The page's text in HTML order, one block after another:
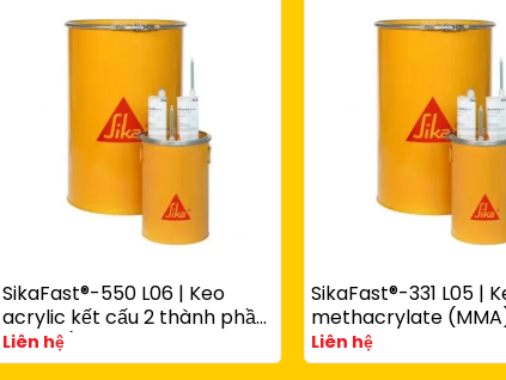
SikaFast®-550 L06 | Keo
acrylic kết cấu 2 thành phần
đóng rắn nhanh cho kim loại,
nhựa, kính và gỗ
Liên hệ
SikaFast®-331 L05 |
methacrylate
cấu 2 thành phần cho
composite, nhựa và
Liên hệ